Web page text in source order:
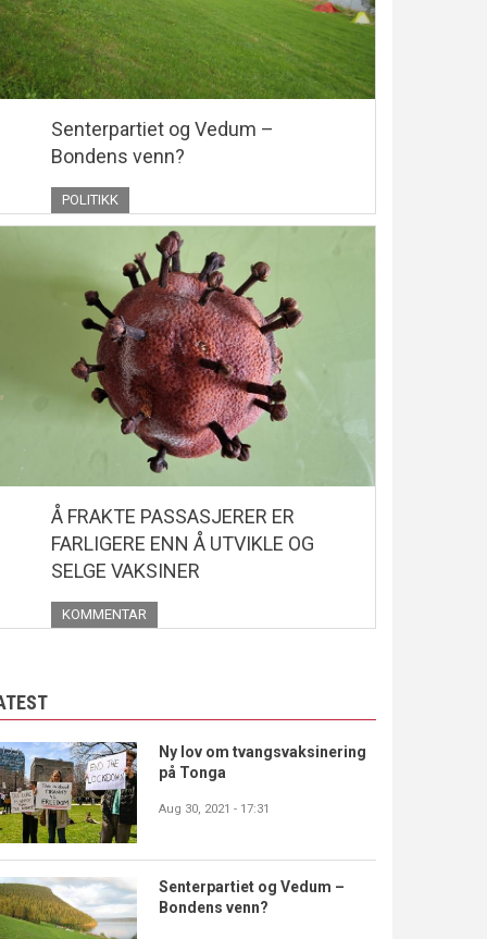
Senterpartiet og Vedum –
Bondens venn?
POLITIKK
Å FRAKTE PASSASJERER ER
FARLIGERE ENN Å UTVIKLE OG
SELGE VAKSINER
KOMMENTAR
Ny lov om tvangsvaksinering
på Tonga
Aug 30, 2021 - 17:31
Senterpartiet og Vedum –
Bondens venn?